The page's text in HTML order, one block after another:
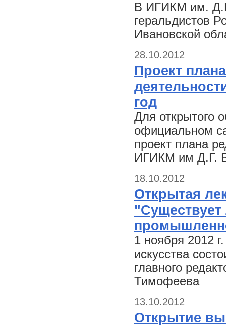
В ИГИКМ им.
геральдистов
Ивановской
28.10.2012
Проект
год
Для открытого
официальном
проект плана
ИГИКМ им Д.Г.
18.10.2012
Открытая
"Существует
1 ноября 2012
искусства
главного
Тимофеева
13.10.2012
Открытие